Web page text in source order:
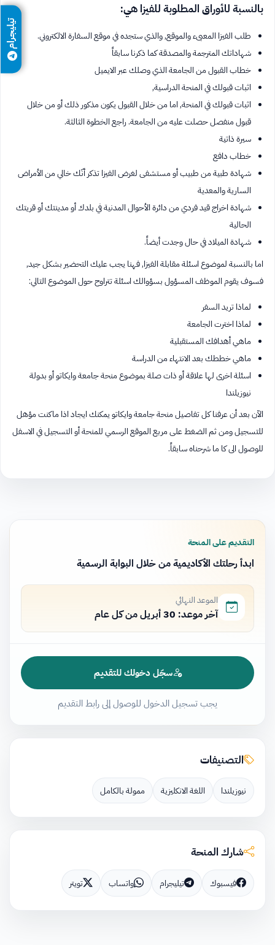
بالنسبة للأوراق المطلوبة للفيزا هي:
طلب الفيزا المعبىء والموقع, والذي ستجده في موقع السفارة الالكتروني.
شهاداتك المترجمة والمصدقة كما ذكرنا سابقاً
خطاب القبول من الجامعة الذي وصلك عبر الايميل
اثبات قبولك في المنحة الدراسية,
اثبات قبولك في المنحة, اما من خلال القبول يكون مذكور ذلك أو من خلال
قبول منفصل حصلت عليه من الجامعة. راجع الخطوة الثالثة.
سيرة ذاتية
خطاب دافع
شهادة طبية من طبيب أو مستشفى لغرض الفيزا تذكر أنّك خالي من الأمراض
السارية والمعدية
شهادة اخراج قيد فردي من دائرة الأحوال المدنية في بلدك أو مدينتك أو قريتك
الحالية
شهادة الميلاد في حال وجدت أيضاً.
اما بالنسبة لموضوع اسئلة مقابلة الفيزا, فهنا يجب عليك التحضير بشكل جيد,
فسوف يقوم الموظف المسؤول بسؤوالك اسئلة تتراوح حول الموضوع التالي:
لماذا تريد السفر
لماذا اخترت الجامعة
ماهي أهدافك المستقبلية
ماهي خططك بعد الانتهاء من الدراسة
اسئلة اخرى لها علاقة أو ذات صلة بموضوع منحة جامعة وايكاتو أو بدولة
نيوزيلندا
الآن بعد أن عرفنا كل تفاصيل منحة جامعة وايكاتو يمكنك ايجاد اذا ماكنت مؤهل
للتسجيل ومن ثم الضغط على مربع الموقع الرسمي للمنحة أو التسجيل في الاسفل
للوصول الى كا ما شرحناه سابقاً.
التقديم على المنحة
ابدأ رحلتك الأكاديمية من خلال البوابة الرسمية
الموعد النهائي
آخر موعد: 30 أبريل من كل عام
سجّل دخولك للتقديم
يجب تسجيل الدخول للوصول إلى رابط التقديم
التصنيفات
نيوزيلندا اللغة الانكليزية ممولة بالكامل
شارك المنحة
فيسبوك تيليجرام واتساب تويتر
تيليجرام